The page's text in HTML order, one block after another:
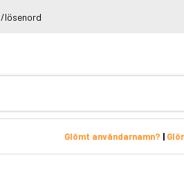
lösenord
Glömt användarnamn? |